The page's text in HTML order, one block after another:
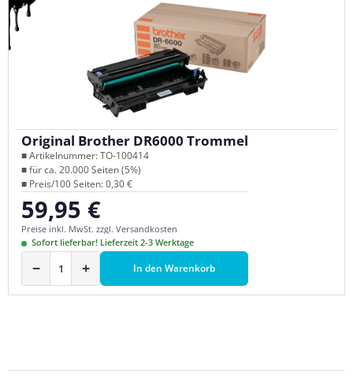
Original Brother DR6000 Trommel
■ Artikelnummer: TO-100414
■ für ca. 20.000 Seiten (5%)
■ Preis/100 Seiten: 0,30 €
Regulärer Preis:
59,95 €
Preise inkl. MwSt. zzgl. Versandkosten
Sofort lieferbar! Lieferzeit 2-3 Werktage
− + In den Warenkorb